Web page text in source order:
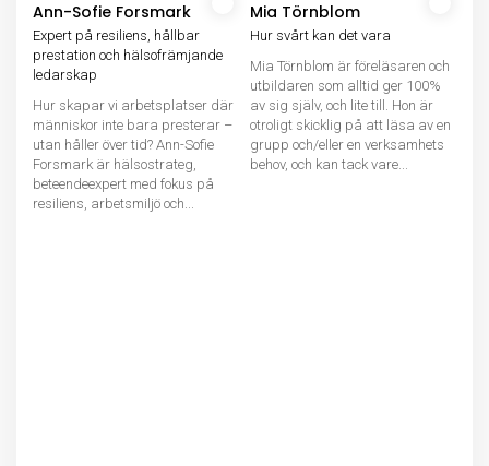
Ann-Sofie Forsmark
Expert på resiliens, hållbar
prestation och hälsofrämjande
ledarskap
Hur skapar vi arbetsplatser där
människor inte bara presterar –
utan håller över tid? Ann-Sofie
Forsmark är hälsostrateg,
beteendeexpert med fokus på
resiliens, arbetsmiljö och...
Mia Törnblom
Hur svårt kan det vara
Mia Törnblom är föreläsaren och
utbildaren som alltid ger 100%
av sig själv, och lite till. Hon är
otroligt skicklig på att läsa av en
grupp och/eller en verksamhets
behov, och kan tack vare...